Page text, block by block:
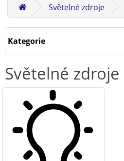
Světelné zdroje
Kategorie
Světelné zdroje